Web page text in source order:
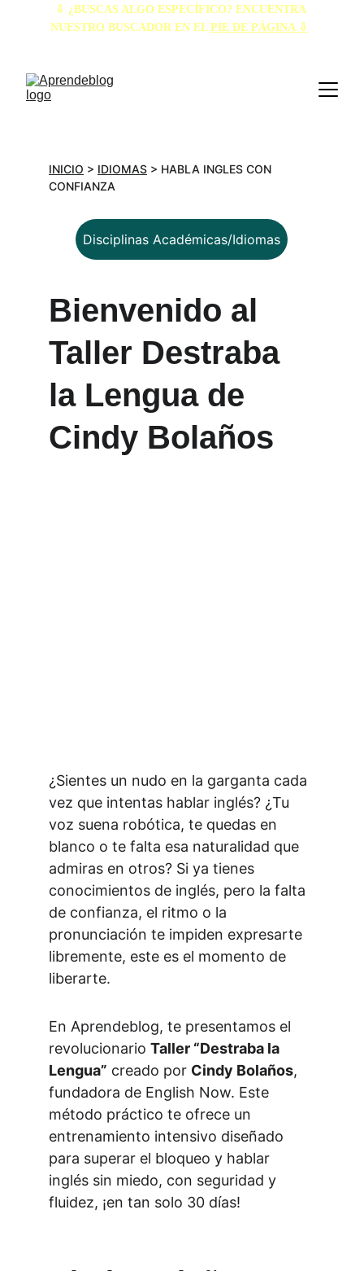
⇩ ¿BUSCAS ALGO ESPECÍFICO? ENCUENTRA
NUESTRO BUSCADOR EN EL PIE DE PÁGINA ⇩
Bienvenido al
Taller Destraba
la Lengua de
Cindy Bolaños
¿Sientes un nudo en la garganta cada
vez que intentas hablar inglés? ¿Tu
voz suena robótica, te quedas en
blanco o te falta esa naturalidad que
admiras en otros? Si ya tienes
conocimientos de inglés, pero la falta
de confianza, el ritmo o la
pronunciación te impiden expresarte
libremente, este es el momento de
liberarte.
En Aprendeblog, te presentamos el
revolucionario Taller “Destraba la
Lengua” creado por Cindy Bolaños,
fundadora de English Now. Este
método práctico te ofrece un
entrenamiento intensivo diseñado
para superar el bloqueo y hablar
inglés sin miedo, con seguridad y
fluidez, ¡en tan solo 30 días!
Disciplinas Académicas/Idiomas
INICIO > IDIOMAS > HABLA INGLES CON
CONFIANZA